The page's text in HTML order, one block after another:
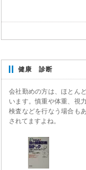
健康 診断
会社勤めの方は、ほとん
います。慎重や体重、視
検査などを行なう場合も
されてますよね。